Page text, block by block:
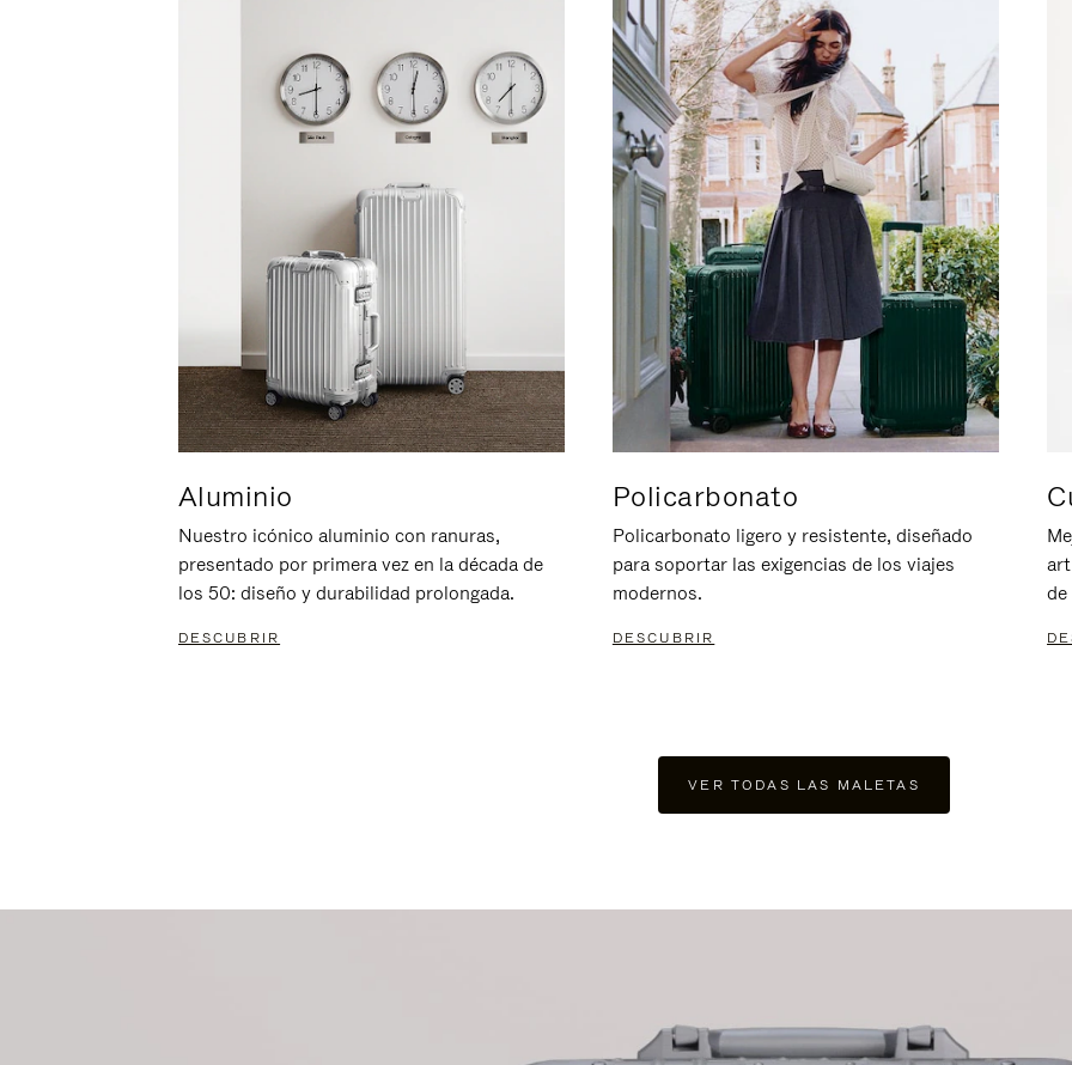
Aluminio
Nuestro icónico aluminio con ranuras,
presentado por primera vez en la década de
los 50: diseño y durabilidad prolongada.
DESCUBRIR
Policarbonato
Policarbonato ligero y resistente, diseñado
para soportar las exigencias de los viajes
modernos.
DESCUBRIR
de
VER TODAS LAS MALETAS